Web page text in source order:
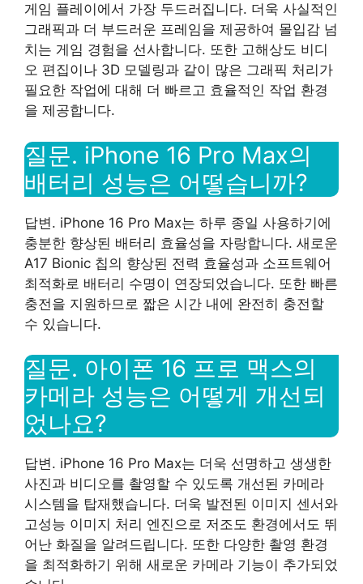
게임 플레이에서 가장 두드러집니다. 더욱 사실적인
그래픽과 더 부드러운 프레임을 제공하여 몰입감 넘
치는 게임 경험을 선사합니다. 또한 고해상도 비디
오 편집이나 3D 모델링과 같이 많은 그래픽 처리가
필요한 작업에 대해 더 빠르고 효율적인 작업 환경
을 제공합니다.
질문. iPhone 16 Pro Max의
배터리 성능은 어떻습니까?
답변. iPhone 16 Pro Max는 하루 종일 사용하기에
충분한 향상된 배터리 효율성을 자랑합니다. 새로운
A17 Bionic 칩의 향상된 전력 효율성과 소프트웨어
최적화로 배터리 수명이 연장되었습니다. 또한 빠른
충전을 지원하므로 짧은 시간 내에 완전히 충전할
수 있습니다.
질문. 아이폰 16 프로 맥스의
카메라 성능은 어떻게 개선되
었나요?
답변. iPhone 16 Pro Max는 더욱 선명하고 생생한
사진과 비디오를 촬영할 수 있도록 개선된 카메라
시스템을 탑재했습니다. 더욱 발전된 이미지 센서와
고성능 이미지 처리 엔진으로 저조도 환경에서도 뛰
어난 화질을 알려드립니다. 또한 다양한 촬영 환경
을 최적화하기 위해 새로운 카메라 기능이 추가되었